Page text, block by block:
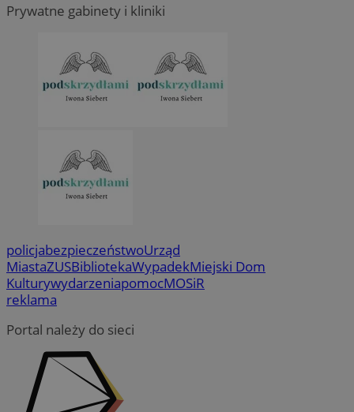
Prywatne gabinety i kliniki
policjabezpieczeństwoUrząd
MiastaZUSBibliotekaWypadekMiejski Dom
KulturywydarzeniapomocMOSiR
reklama
Portal należy do sieci